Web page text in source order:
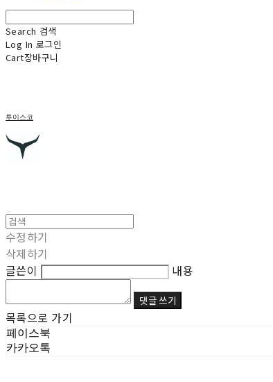
Search 검색
Log In 로그인
Cart장바구니
투이스코
수정하기
삭제하기
글쓴이
내용
댓글 쓰기
목록으로 가기
페이스북
카카오톡